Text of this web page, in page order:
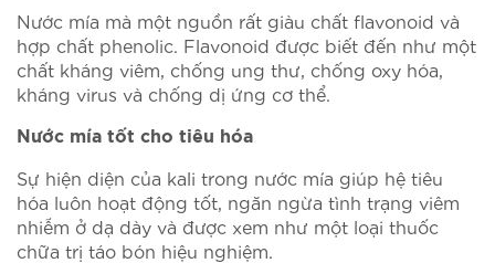
Nước mía mà một nguồn rất giàu chất flavonoid và
hợp chất phenolic. Flavonoid được biết đến như một
chất kháng viêm, chống ung thư, chống oxy hóa,
kháng virus và chống dị ứng cơ thể.
Nước mía tốt cho tiêu hóa
Sự hiện diện của kali trong nước mía giúp hệ tiêu
hóa luôn hoạt động tốt, ngăn ngừa tình trạng viêm
nhiễm ở dạ dày và được xem như một loại thuốc
chữa trị táo bón hiệu nghiệm.